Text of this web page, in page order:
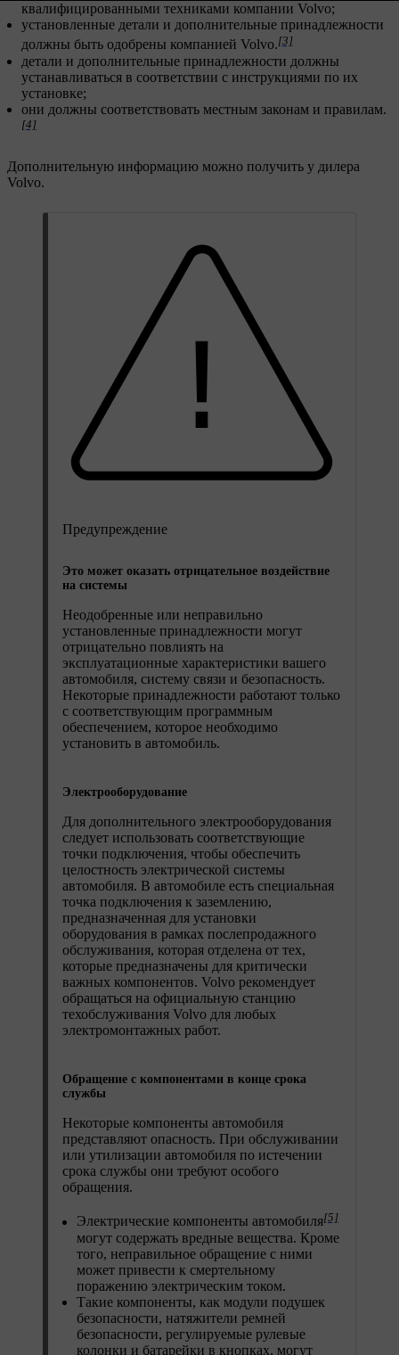
квалифицированными техниками компании Volvo;
установленные детали и дополнительные принадлежности
должны быть одобрены компанией Volvo.[3]
детали и дополнительные принадлежности должны
устанавливаться в соответствии с инструкциями по их
установке;
они должны соответствовать местным законам и правилам.
[4]
Дополнительную информацию можно получить у дилера
Volvo.
Предупреждение
Это может оказать отрицательное воздействие
на системы
Неодобренные или неправильно
установленные принадлежности могут
отрицательно повлиять на
эксплуатационные характеристики вашего
автомобиля, систему связи и безопасность.
Некоторые принадлежности работают только
с соответствующим программным
обеспечением, которое необходимо
установить в автомобиль.
Электрооборудование
Для дополнительного электрооборудования
следует использовать соответствующие
точки подключения, чтобы обеспечить
целостность электрической системы
автомобиля. В автомобиле есть специальная
точка подключения к заземлению,
предназначенная для установки
оборудования в рамках послепродажного
обслуживания, которая отделена от тех,
которые предназначены для критически
важных компонентов. Volvo рекомендует
обращаться на официальную станцию
техобслуживания Volvo для любых
электромонтажных работ.
Обращение с компонентами в конце срока
службы
Некоторые компоненты автомобиля
представляют опасность. При обслуживании
или утилизации автомобиля по истечении
срока службы они требуют особого
обращения.
Электрические компоненты автомобиля[5]
могут содержать вредные вещества. Кроме
того, неправильное обращение с ними
может привести к смертельному
поражению электрическим током.
Такие компоненты, как модули подушек
безопасности, натяжители ремней
безопасности, регулируемые рулевые
колонки и батарейки в кнопках, могут